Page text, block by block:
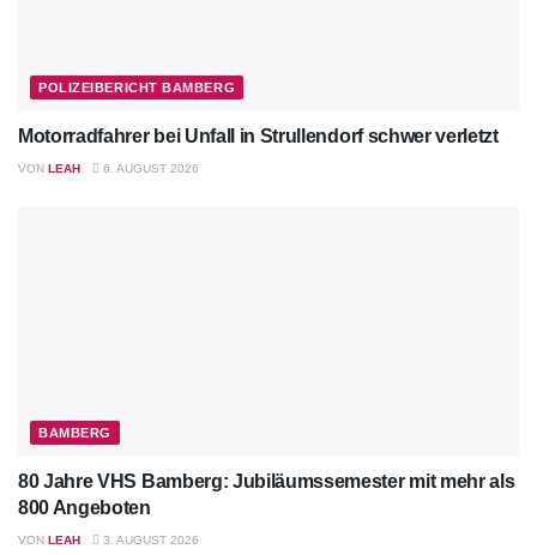
POLIZEIBERICHT BAMBERG
Motorradfahrer bei Unfall in Strullendorf schwer verletzt
VON LEAH 6. AUGUST 2026
BAMBERG
80 Jahre VHS Bamberg: Jubiläumssemester mit mehr als
800 Angeboten
VON LEAH 3. AUGUST 2026